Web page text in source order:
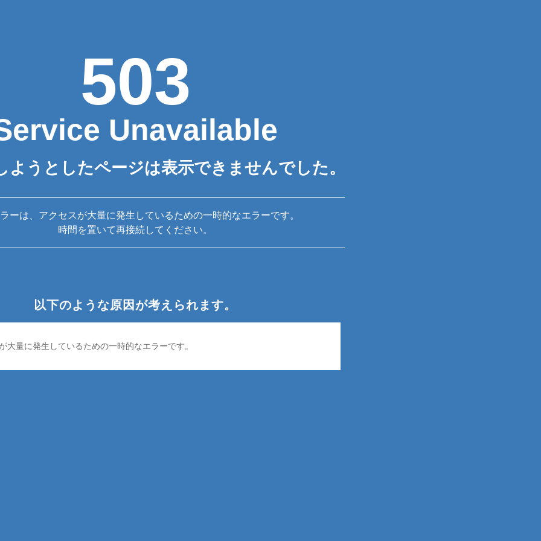
503
Unavailable
ようとしたページは表示できませんでした。
ーは、アクセスが大量に発生しているための一時的なエラーです。
時間を置いて再接続してください。
以下のような原因が考えられます。
大量に発生しているための一時的なエラーです。